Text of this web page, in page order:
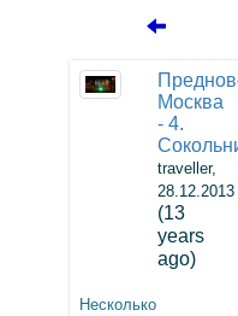
Москва
- 4.
traveller,
28.12.2013
(13
years
ago)
Несколько